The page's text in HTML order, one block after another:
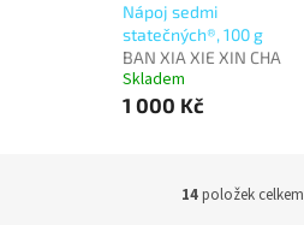
Nápoj sedmi
statečných®, 100 g
BAN XIA XIE XIN CHA
Skladem
1 000 Kč
14položek celkem